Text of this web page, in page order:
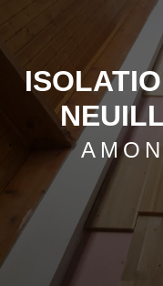
ISOLATION ACOUSTIQUE